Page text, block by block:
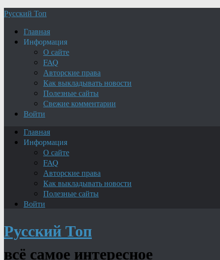
Русский Топ
Главная
Информация
О сайте
FAQ
Авторские права
Как выкладывать новости
Полезные сайты
Свежие комментарии
Войти
Главная
Информация
О сайте
FAQ
Авторские права
Как выкладывать новости
Полезные сайты
Войти
Русский Топ
всё самое интересное